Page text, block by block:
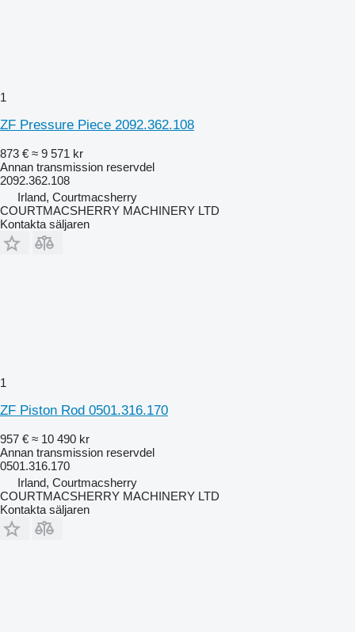
1
ZF Pressure Piece 2092.362.108
873 € ≈ 9 571 kr
Annan transmission reservdel
2092.362.108
Irland, Courtmacsherry
COURTMACSHERRY MACHINERY LTD
Kontakta säljaren
1
ZF Piston Rod 0501.316.170
957 € ≈ 10 490 kr
Annan transmission reservdel
0501.316.170
Irland, Courtmacsherry
COURTMACSHERRY MACHINERY LTD
Kontakta säljaren